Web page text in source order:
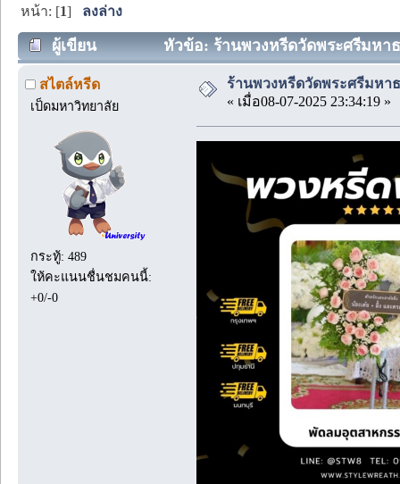
หน้า: [1] ลงล่าง
ผู้เขียน หัวข้อ: ร้านพวงหรีดวัดพระศรีมหา
สไตล์หรีด
เป็ดมหาวิทยาลัย
กระทู้: 489
ให้คะแนนชื่นชมคนนี้:
+0/-0
ร้านพวงหรีดวัดพระศรีมหา
« เมื่อ08-07-2025 23:34:19 »